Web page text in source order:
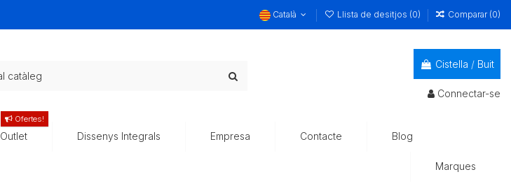
Català Llista de desitjos (0) Comparar (0)
Cistella / Buit
Connectar-se
Outlet
Ofertes!
Dissenys Integrals Empresa Contacte Blog
Marques